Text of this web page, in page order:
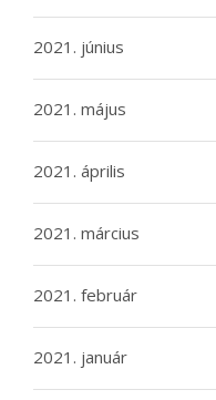
2021. június
2021. május
2021. április
2021. március
2021. február
2021. január